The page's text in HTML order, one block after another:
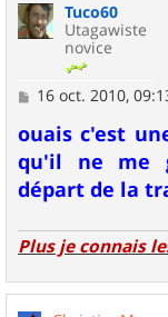
Tuco60
Utagawiste
novice
M
s
s
a
g
e
16 oct. 2010,
ouais c'est
qu'il ne me
départ de la
Plus je connais